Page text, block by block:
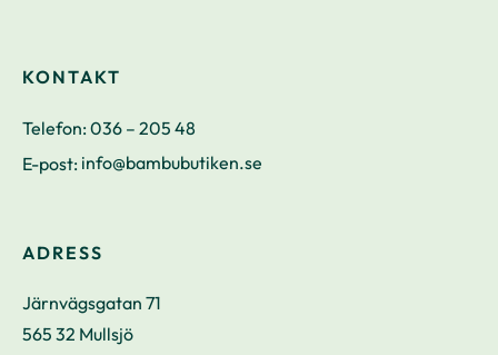
KONTAKT
Telefon:036 – 205 48
E-post: info@bambubutiken.se
ADRESS
Järnvägsgatan 71
565 32 Mullsjö